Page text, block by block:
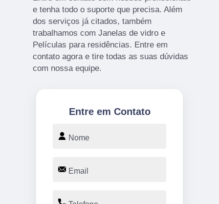
e tenha todo o suporte que precisa. Além
dos serviços já citados, também
trabalhamos com Janelas de vidro e
Películas para residências. Entre em
contato agora e tire todas as suas dúvidas
com nossa equipe.
Entre em Contato